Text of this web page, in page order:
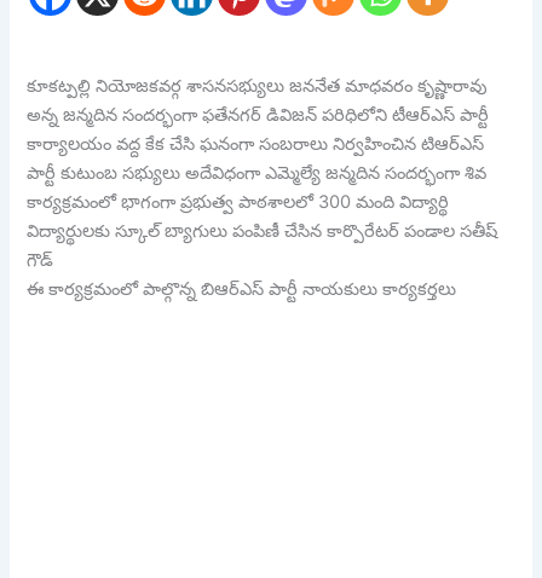
కూకట్పల్లి నియోజకవర్గ శాసనసభ్యులు జననేత మాధవరం కృష్ణారావు
అన్న జన్మదిన సందర్భంగా ఫతేనగర్ డివిజన్ పరిధిలోని టీఆర్ఎస్ పార్టీ
కార్యాలయం వద్ద కేక చేసి ఘనంగా సంబరాలు నిర్వహించిన టిఆర్ఎస్
పార్టీ కుటుంబ సభ్యులు అదేవిధంగా ఎమ్మెల్యే జన్మదిన సందర్భంగా శివ
కార్యక్రమంలో భాగంగా ప్రభుత్వ పాఠశాలలో 300 మంది విద్యార్థి
విద్యార్థులకు స్కూల్ బ్యాగులు పంపిణీ చేసిన కార్పొరేటర్ పండాల సతీష్
గౌడ్
ఈ కార్యక్రమంలో పాల్గొన్న బిఆర్ఎస్ పార్టీ నాయకులు కార్యకర్తలు